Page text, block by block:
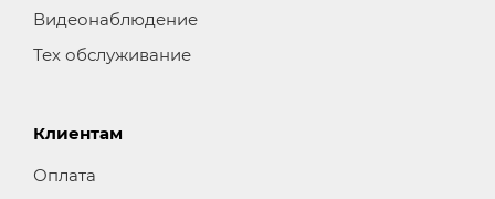
Видеонаблюдение
Тех обслуживание
Клиентам
Оплата